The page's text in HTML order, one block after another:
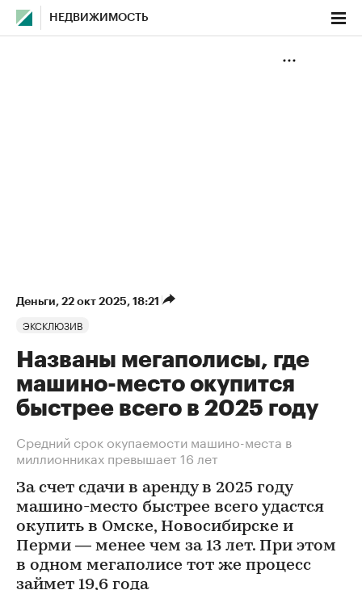
НЕДВИЖИМОСТЬ
Деньги⁠, 22 окт 2025, 18:21
ЭКСКЛЮЗИВ
Названы мегаполисы, где
машино-место окупится
быстрее всего в 2025 году
Средний срок окупаемости машино-места в
миллионниках превышает 16 лет
За счет сдачи в аренду в 2025 году
машино-место быстрее всего удастся
окупить в Омске, Новосибирске и
Перми — менее чем за 13 лет. При этом
в одном мегаполисе тот же процесс
займет 19,6 года